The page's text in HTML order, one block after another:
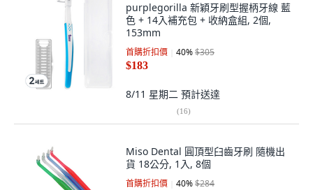
purplegorilla 新穎牙刷型握柄牙線 藍
色 + 14入補充包 + 收納盒組, 2個,
153mm
首購折扣價 40%$305
$183
8/11 星期二 預計送達
(16)
Miso Dental 圓頂型臼齒牙刷 隨機出
貨 18公分, 1入, 8個
首購折扣價 40%$284